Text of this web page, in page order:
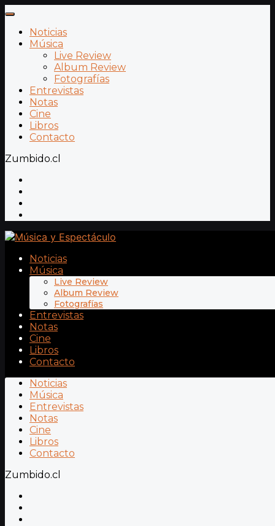
Noticias
Música
Live Review
Album Review
Fotografías
Entrevistas
Notas
Cine
Libros
Contacto
Zumbido.cl
Noticias
Música
Live Review
Album Review
Fotografías
Entrevistas
Notas
Cine
Libros
Contacto
Noticias
Música
Entrevistas
Notas
Cine
Libros
Contacto
Zumbido.cl